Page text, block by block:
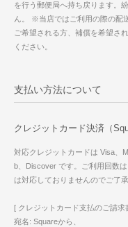
を行う郵便局へ持ち戻ります。
ん。 ※当店ではご利用の際の配
ご希望される方、補償を希望さ
ください。
支払い方法について
クレジットカード決済（
対応クレジットカードは Visa、
b、Discover です。ご利用回数
は対応しておりませんのでご了承
[ クレジットカード支払のご請
宛名: Squareから、